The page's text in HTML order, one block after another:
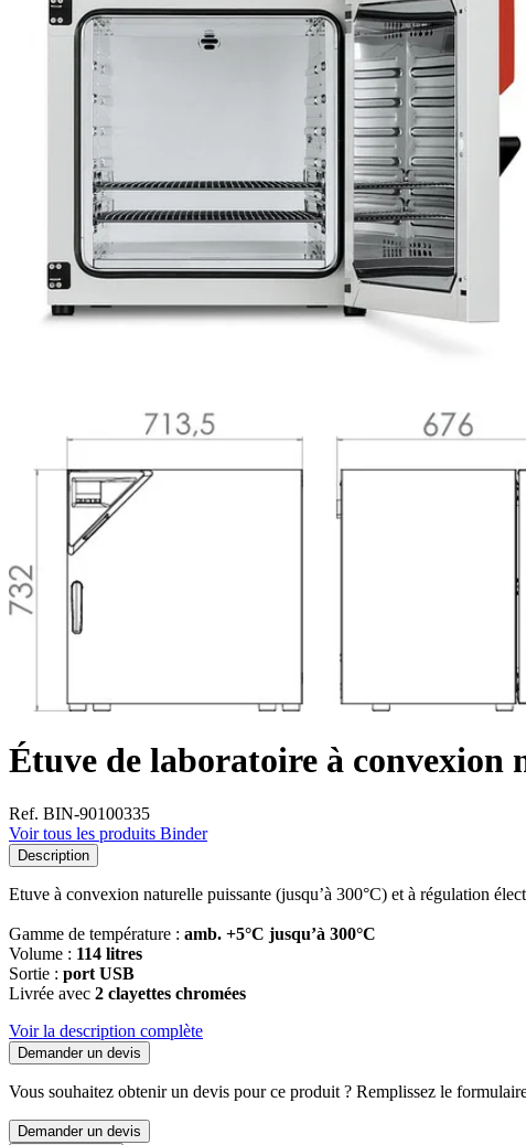
Étuve de laboratoire à convexion
Ref. BIN-90100335
Voir tous les produits Binder
Description
Etuve à convexion naturelle puissante (jusqu’à 300°C) et à régulation
Gamme de température : amb. +5°C jusqu’à 300°C
Volume : 114 litres
Sortie : port USB
Livrée avec 2 clayettes chromées
Voir la description complète
Demander un devis
Vous souhaitez obtenir un devis pour ce produit ? Remplissez le
Demander un devis